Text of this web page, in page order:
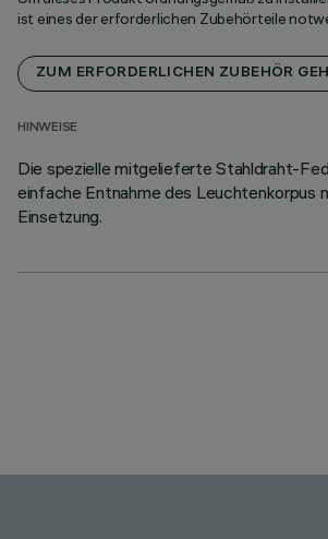
ist eines der erforderlichen Zubehörteile
ZUM ERFORDERLICHEN ZUBEHÖR
HINWEISE
Die spezielle mitgelieferte Stahldraht-
einfache Entnahme des Leuchtenkorpus
Einsetzung.